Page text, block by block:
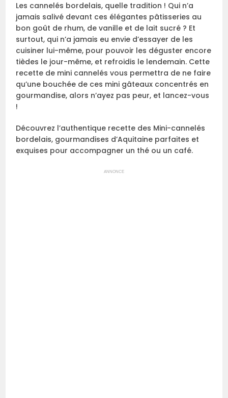
Les cannelés bordelais, quelle tradition ! Qui n’a
jamais salivé devant ces élégantes pâtisseries au
bon goût de rhum, de vanille et de lait sucré ? Et
surtout, qui n’a jamais eu envie d’essayer de les
cuisiner lui-même, pour pouvoir les déguster encore
tièdes le jour-même, et refroidis le lendemain. Cette
recette de mini cannelés vous permettra de ne faire
qu’une bouchée de ces mini gâteaux concentrés en
gourmandise, alors n’ayez pas peur, et lancez-vous
!
Découvrez l’authentique recette des Mini-cannelés
bordelais, gourmandises d’Aquitaine parfaites et
exquises pour accompagner un thé ou un café.
ANNONCE